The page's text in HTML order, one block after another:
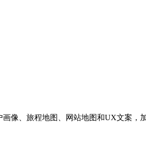
像、旅程地图、网站地图和UX文案，